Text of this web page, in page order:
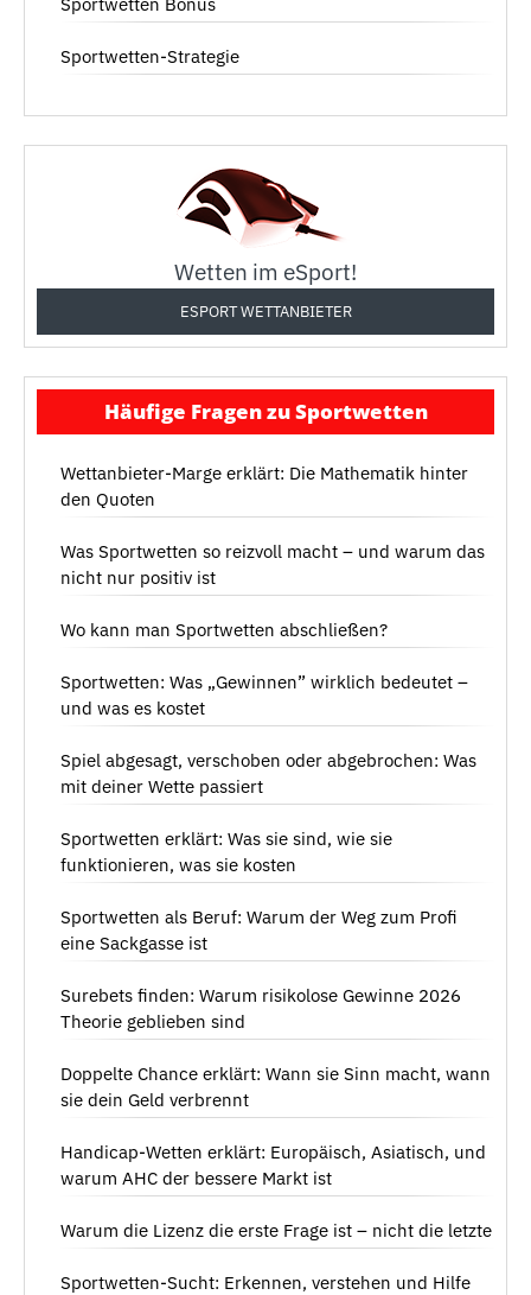
Sportwetten-Strategie
Wetten im eSport!
ESPORT WETTANBIETER
Häufige Fragen zu Sportwetten
Wettanbieter-Marge erklärt: Die Mathematik hinter
den Quoten
Was Sportwetten so reizvoll macht – und warum das
nicht nur positiv ist
Wo kann man Sportwetten abschließen?
Sportwetten: Was „Gewinnen” wirklich bedeutet –
und was es kostet
Spiel abgesagt, verschoben oder abgebrochen: Was
mit deiner Wette passiert
Sportwetten erklärt: Was sie sind, wie sie
funktionieren, was sie kosten
Sportwetten als Beruf: Warum der Weg zum Profi
eine Sackgasse ist
Surebets finden: Warum risikolose Gewinne 2026
Theorie geblieben sind
Doppelte Chance erklärt: Wann sie Sinn macht, wann
sie dein Geld verbrennt
Handicap-Wetten erklärt: Europäisch, Asiatisch, und
warum AHC der bessere Markt ist
Warum die Lizenz die erste Frage ist – nicht die letzte
Sportwetten-Sucht: Erkennen, verstehen und Hilfe